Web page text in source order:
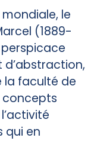
le
(1889-
d’abstraction,
la faculté de
concepts
qui en